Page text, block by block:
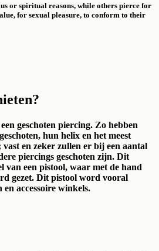
or spiritual reasons, while others pierce for
for sexual pleasure, to conform to their
geschoten piercing. Zo hebben
hun helix en het meest
en zeker zullen er bij een aantal
piercings geschoten zijn. Dit
van een pistool, waar met de hand
gezet. Dit pistool word vooral
accessoire winkels.